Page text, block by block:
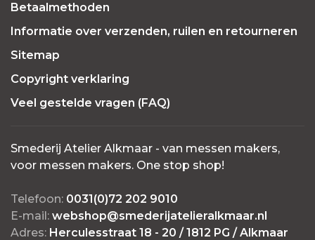
Betaalmethoden
Informatie over verzenden, ruilen en retourneren
Sitemap
Copyright verklaring
Veel gestelde vragen (FAQ)
Smederij Atelier Alkmaar - van messen makers,
voor messen makers. One stop shop!
Telefoon: 0031(0)72 202 9010
E-mail: webshop@smederijatelieralkmaar.nl
Adres: Herculesstraat 18 - 20 / 1812 PG / Alkmaar